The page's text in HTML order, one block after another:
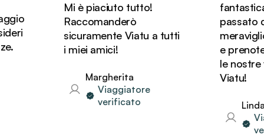
Mi è piaciuto tutto!
Raccomanderò
sicuramente Viatu a tutti
i miei amici!
Margherita
Viaggiatore
verificato
fantastica!
passato dei
meravigliosi in
e
le nostre